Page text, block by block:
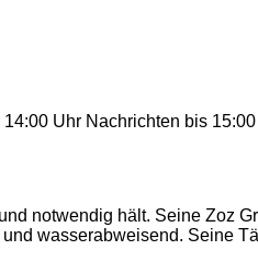
Uhr Nachrichten bis
notwendig hält. Seine Zoz
wasserabweisend. Seine